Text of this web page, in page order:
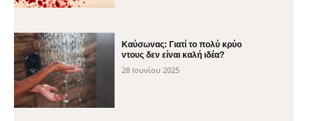
Καύσωνας: Γιατί το πολύ κρύο
ντους δεν είναι καλή ιδέα?
28 Ιουνίου 2025